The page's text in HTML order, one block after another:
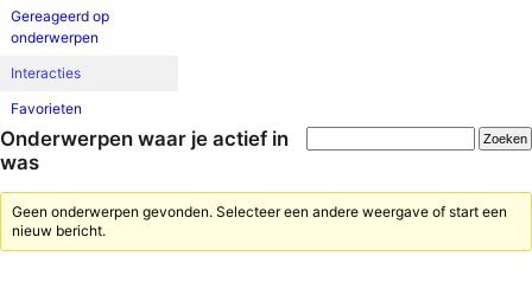
Gereageerd op
onderwerpen
Interacties
Favorieten
Onderwerpen waar je actief in
was
Geen onderwerpen gevonden. Selecteer een andere weergave of start een
nieuw bericht.